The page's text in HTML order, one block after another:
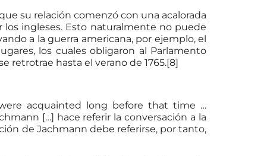
su relación comenzó con una acalorada
ingleses. Esto naturalmente no puede
a la guerra americana, por ejemplo, el
los cuales obligaron al Parlamento
retrotrae hasta el verano de 1765.[8]
acquainted long before that time …
[…] hace referir la conversación a la
de Jachmann debe referirse, por tanto,